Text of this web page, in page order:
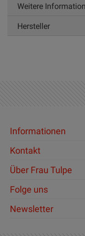
Weitere
Hersteller
Informationen
Kontakt
Über Frau Tulpe
Folge uns
Newsletter